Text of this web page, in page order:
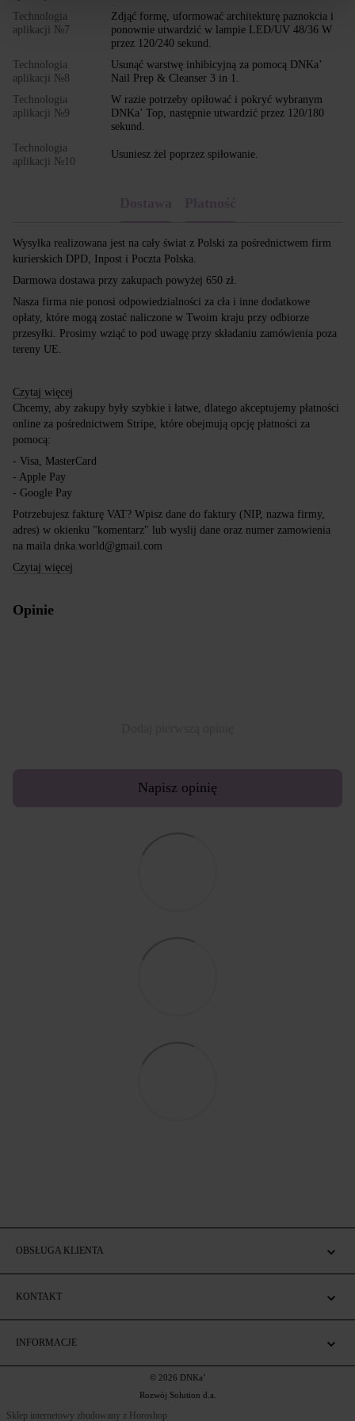
Technologia
aplikacji №7
Zdjąć formę, uformować architekturę paznokcia i
ponownie utwardzić w lampie LED/UV 48/36 W
przez 120/240 sekund.
Technologia
aplikacji №8
Usunąć warstwę inhibicyjną za pomocą DNKa’
Nail Prep & Cleanser 3 in 1.
Technologia
aplikacji №9
W razie potrzeby opiłować i pokryć wybranym
DNKa’ Top, następnie utwardzić przez 120/180
sekund.
Technologia
aplikacji №10
Usuniesz żel poprzez spiłowanie.
Wysyłka realizowana jest na cały świat z Polski za pośrednictwem firm
kurierskich DPD, Inpost i Poczta Polska.
Darmowa dostawa przy zakupach powyżej 650 zł.
Nasza firma nie ponosi odpowiedzialności za cła i inne dodatkowe
opłaty, które mogą zostać naliczone w Twoim kraju przy odbiorze
przesyłki. Prosimy wziąć to pod uwagę przy składaniu zamówienia poza
tereny UE.
Czytaj więcej
Chcemy, aby zakupy były szybkie i łatwe, dlatego akceptujemy płatności
online za pośrednictwem Stripe, które obejmują opcję płatności za
pomocą:
- Visa, MasterCard
- Apple Pay
- Google Pay
Potrzebujesz fakturę VAT? Wpisz dane do faktury (NIP, nazwa firmy,
adres) w okienku "komentarz" lub wyslij dane oraz numer zamowienia
na maila dnka.world@gmail.com
Czytaj więcej
Opinie
Napisz opinię
OBSŁUGA KLIENTA
KONTAKT
INFORMACJE
© 2026 DNKa’
Rozwój Solution d.a.
Sklep internetowy zbudowany z Horoshop